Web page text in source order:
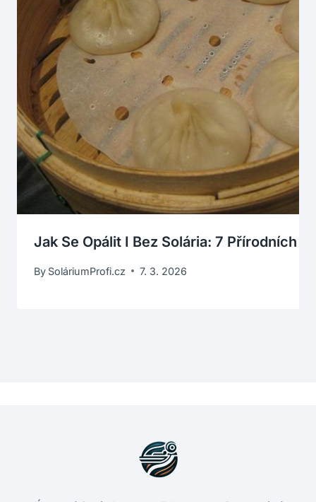
Jak Se Opálit I Bez Solária: 7 Přírodních
By SoláriumProfi.cz 7. 3. 2026